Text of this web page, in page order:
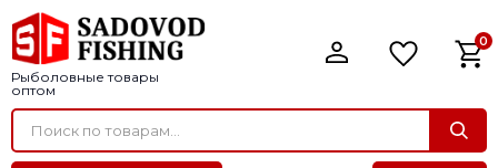
Рыболовные товары
оптом
0